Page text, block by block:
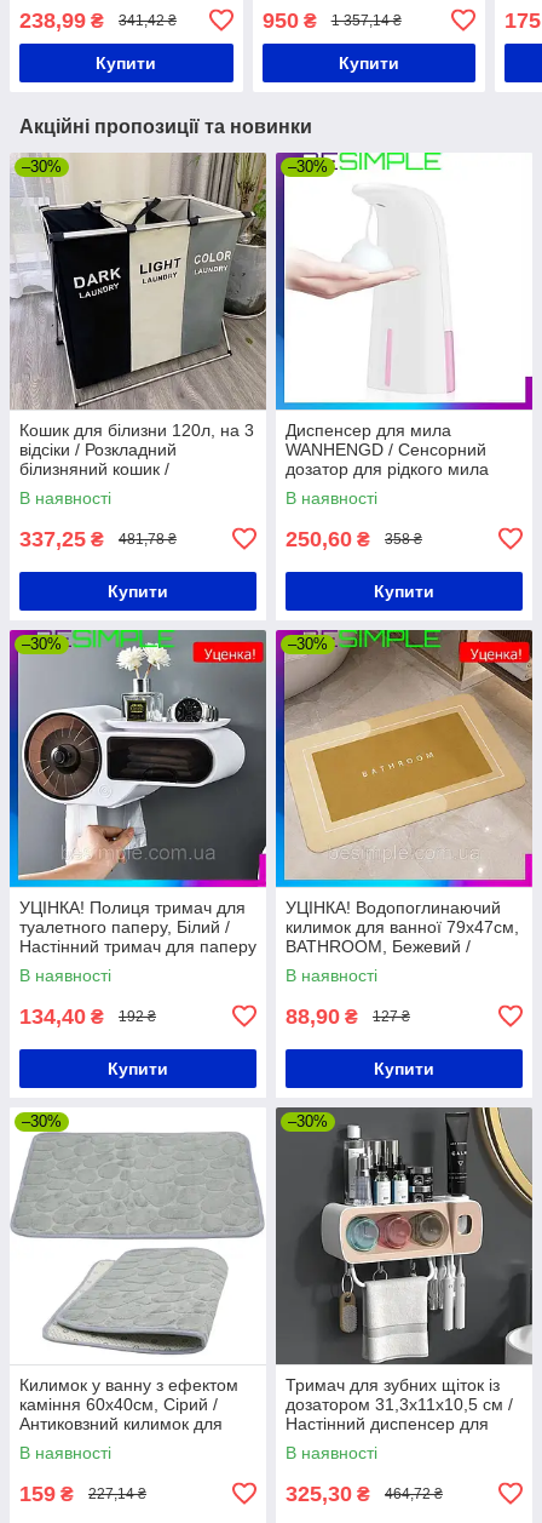
Безконтактний диспенсер
для мила
238,99 ₴ 341,42 ₴
Купити
безконтактний
950₴ 1 357,14 ₴
Купити
175
Акційні пропозиції та новинки
–30%
Кошик для білизни 120л, на 3
відсіки / Розкладний
білизняний кошик /
Контейнер для білизни у
ванну
В наявності
337,25 ₴ 481,78 ₴
Купити
–30%
Диспенсер для мила
WANHENGD / Сенсорний
дозатор для рідкого мила
В наявності
250,60 ₴ 358 ₴
Купити
–30%
УЦІНКА! Полиця тримач для
туалетного паперу, Білий /
Настінний тримач для паперу
В наявності
134,40 ₴ 192 ₴
Купити
–30%
УЦІНКА! Водопоглинаючий
килимок для ванної 79х47см,
BATHROOM, Бежевий /
Антиковзний у ванну
В наявності
88,90 ₴ 127 ₴
Купити
–30%
Килимок у ванну з ефектом
каміння 60х40см, Сірий /
Антиковзний килимок для
ванної
В наявності
159 ₴ 227,14 ₴
–30%
Тримач для зубних щіток із
дозатором 31,3х11х10,5 см /
Настінний диспенсер для
зубної пасти
В наявності
325,30 ₴ 464,72 ₴